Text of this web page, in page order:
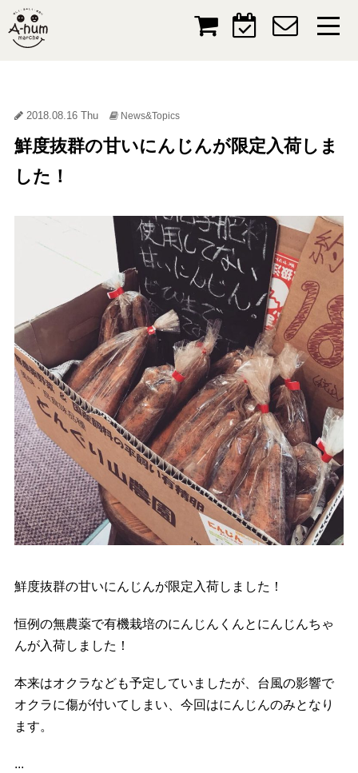
2018.08.16 Thu News&Topics
鮮度抜群の甘いにんじんが限定入荷しま
した！
鮮度抜群の甘いにんじんが限定入荷しました！
恒例の無農薬で有機栽培のにんじんくんとにんじんちゃ
んが入荷しました！
本来はオクラなども予定していましたが、台風の影響で
オクラに傷が付いてしまい、今回はにんじんのみとなり
ます。
...